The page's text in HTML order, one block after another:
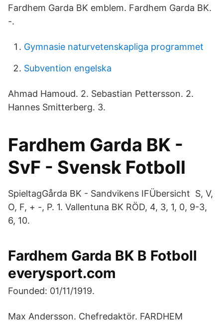
Fardhem Garda BK emblem. Fardhem Garda BK.
-.
Gymnasie naturvetenskapliga programmet
Subvention engelska
Ahmad Hamoud. 2. Sebastian Pettersson. 2.
Hannes Smitterberg. 3.
Fardhem Garda BK -
SvF - Svensk Fotboll
SpieltagGårda BK - Sandvikens IFÜbersicht S, V,
O, F, + -, P. 1. Vallentuna BK RÖD, 4, 3, 1, 0, 9-3,
6, 10.
Fardhem Garda BK B Fotboll
everysport.com
Founded: 01/11/1919.
Max Andersson. Chefredaktör. FARDHEM